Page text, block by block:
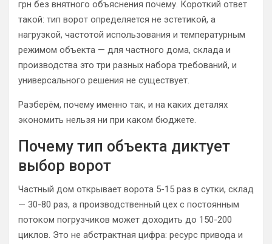
грн без внятного объяснения почему. Короткий ответ
такой: тип ворот определяется не эстетикой, а
нагрузкой, частотой использования и температурным
режимом объекта — для частного дома, склада и
производства это три разных набора требований, и
универсального решения не существует.
Разберём, почему именно так, и на каких деталях
экономить нельзя ни при каком бюджете.
Почему тип объекта диктует
выбор ворот
Частный дом открывает ворота 5-15 раз в сутки, склад
— 30-80 раз, а производственный цех с постоянным
потоком погрузчиков может доходить до 150-200
циклов. Это не абстрактная цифра: ресурс привода и